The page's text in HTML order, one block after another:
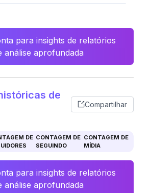
para insights de relatórios
análise aprofundada
de
Compartilhar
DE CONTAGEM DE
SEGUINDO
CONTAGEM DE
MÍDIA
para insights de relatórios
análise aprofundada